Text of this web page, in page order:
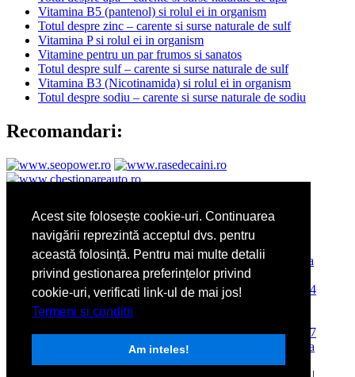
Acest site folosește cookie-uri. Continuarea
navigării reprezintă acceptul dvs. pentru
această folosință. Pentru mai multe detalii
privind gestionarea preferințelor privind
cookie-uri, verificati link-ul de mai jos!
Termeni si conditii
Am inteles!
Vitamina B5 (pantenol) si rolul ei in organism
Totul despre zinc – carente si surse naturale de sulf
Vitamina P si rolul ei in organism
Vitamine pentru un par frumos si sanatos
Totul despre sulf – carente si surse naturale de sulf
Vitamina B3 (Nicotinamida) si rolul ei in organism
Totul despre sodiu – carente si surse naturale de sodiu
Recomandari:
Sarcina pe luni: